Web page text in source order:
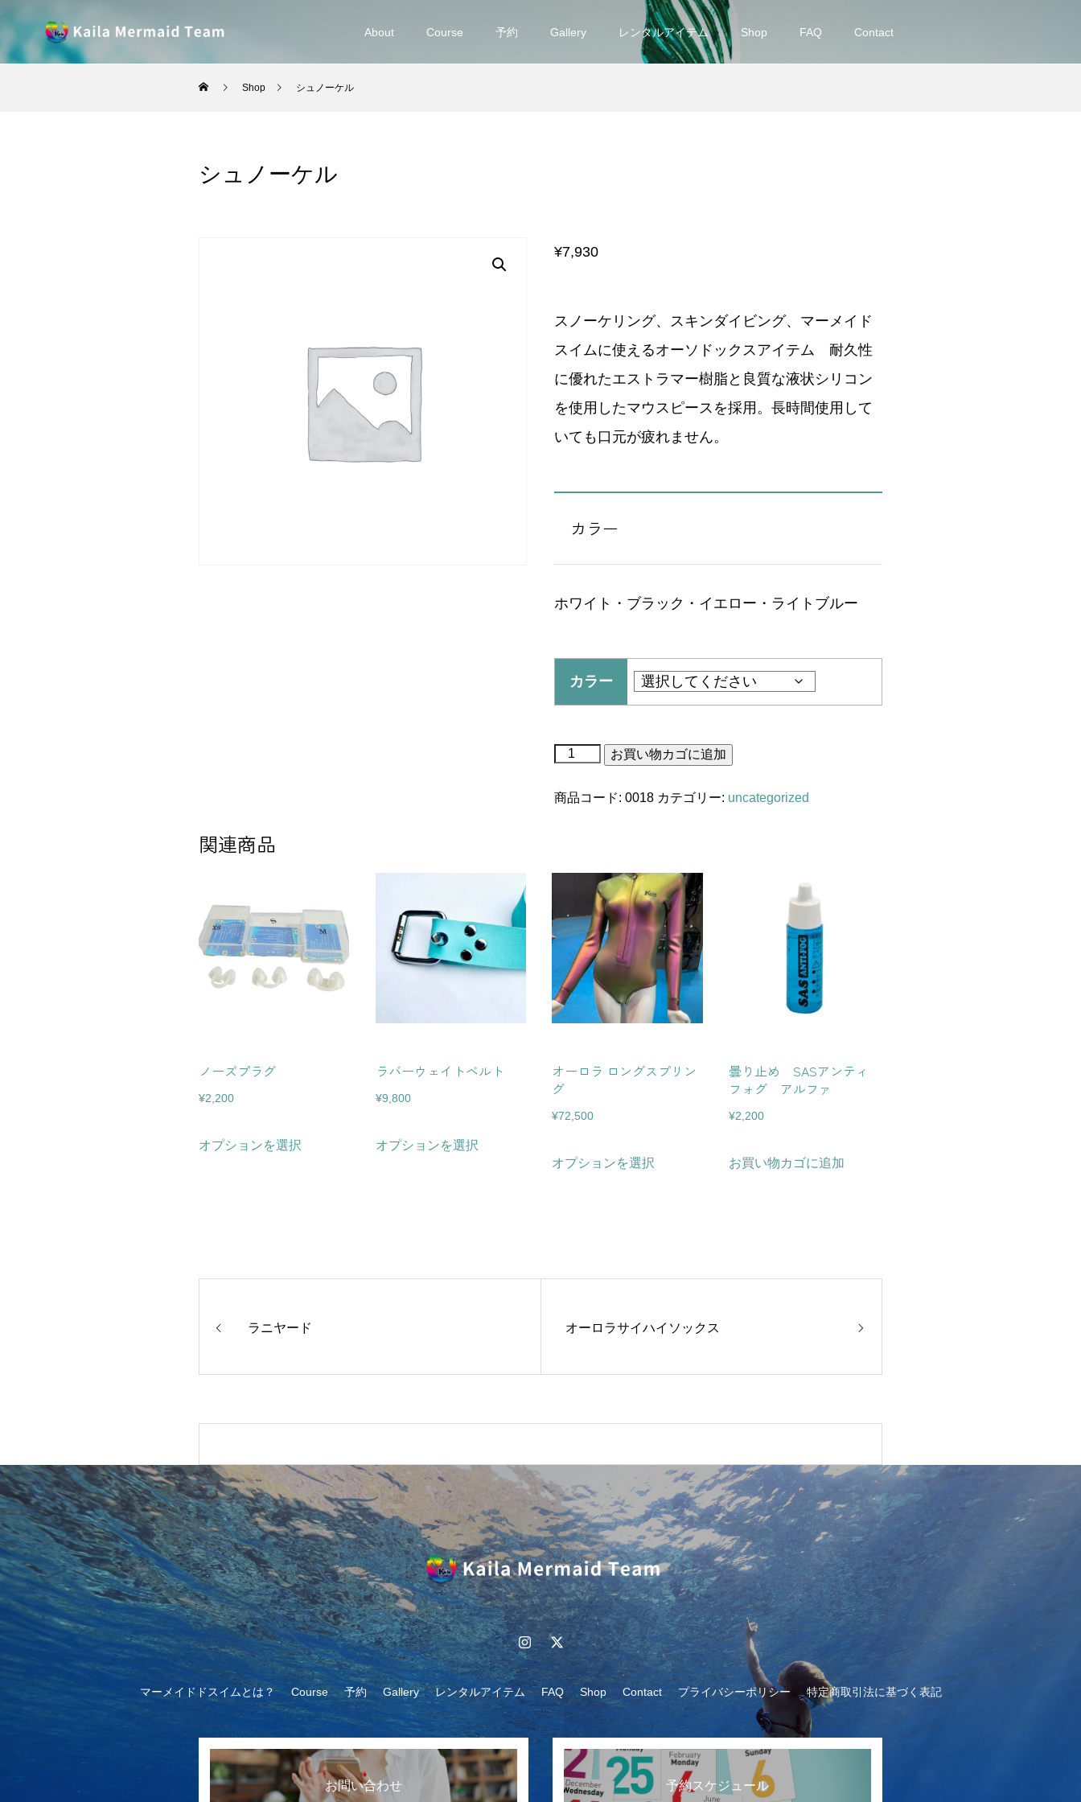
About Course 予約 Gallery レンタルアイテム Shop FAQ Contact
Shop シュノーケル
シュノーケル
¥7,930
スノーケリング、スキンダイビング、マーメイド
スイムに使えるオーソドックスアイテム 耐久性
に優れたエストラマー樹脂と良質な液状シリコン
を使用したマウスピースを採用。長時間使用して
いても口元が疲れません。
カラー
ホワイト・ブラック・イエロー・ライトブルー
カラー
シ
ュ
ー
ケ
お買い物カゴに追加
商品コード: 0018 カテゴリー: uncategorized
関連商品
ノーズプラグ
¥2,200
オプションを選択
の
エ
ー
シ
ョ
ン
が
あ
り
ま
オ
ラバーウェイトベルト
¥9,800
オプションを選択
の
エ
シ
ョ
ン
が
あ
り
オ
オーロラ ロングスプリン
グ
¥72,500
オプションを選択
複
バ
ー
シ
ョ
ン
が
あ
り
す。
曇り止め SASアンティ
フォグ アルファ
¥2,200
お買い物カゴに追加
ラニヤード オーロラサイハイソックス
マーメイドドスイムとは？ Course 予約 Gallery レンタルアイテム FAQ Shop Contact プライバシーポリシー 特定商取引法に基づく表記
お問い合わせ 予約スケジュール